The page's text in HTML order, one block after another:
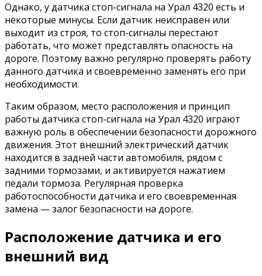
Однако, у датчика стоп-сигнала на Урал 4320 есть и
некоторые минусы. Если датчик неисправен или
выходит из строя, то стоп-сигналы перестают
работать, что может представлять опасность на
дороге. Поэтому важно регулярно проверять работу
данного датчика и своевременно заменять его при
необходимости.
Таким образом, место расположения и принцип
работы датчика стоп-сигнала на Урал 4320 играют
важную роль в обеспечении безопасности дорожного
движения. Этот внешний электрический датчик
находится в задней части автомобиля, рядом с
задними тормозами, и активируется нажатием
педали тормоза. Регулярная проверка
работоспособности датчика и его своевременная
замена — залог безопасности на дороге.
Расположение датчика и его
внешний вид